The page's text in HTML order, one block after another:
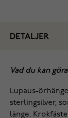
DETALJER
Vad du kan
Lupaus-
sterlingsilver,
länge.